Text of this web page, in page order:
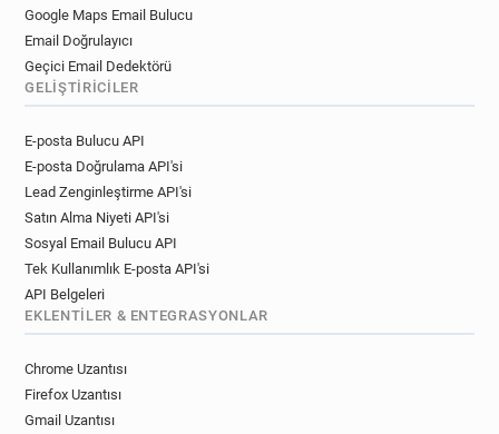
Google Maps Email Bulucu
Email Doğrulayıcı
Geçici Email Dedektörü
GELIŞTIRICILER
E-posta Bulucu API
E-posta Doğrulama API'si
Lead Zenginleştirme API'si
Satın Alma Niyeti API'si
Sosyal Email Bulucu API
Tek Kullanımlık E-posta API'si
API Belgeleri
EKLENTILER & ENTEGRASYONLAR
Chrome Uzantısı
Firefox Uzantısı
Gmail Uzantısı